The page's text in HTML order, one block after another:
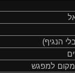
הנגיף)
מקום למפגש